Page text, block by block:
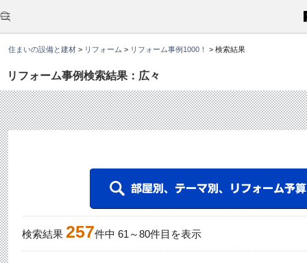
住まいの設備と建材 > リフォーム > リフォーム事例1000！ > 検索結果
リフォーム事例検索結果：広々
こ
か
ら
文
す
検索結果 257件中 61 ～80件目を表示